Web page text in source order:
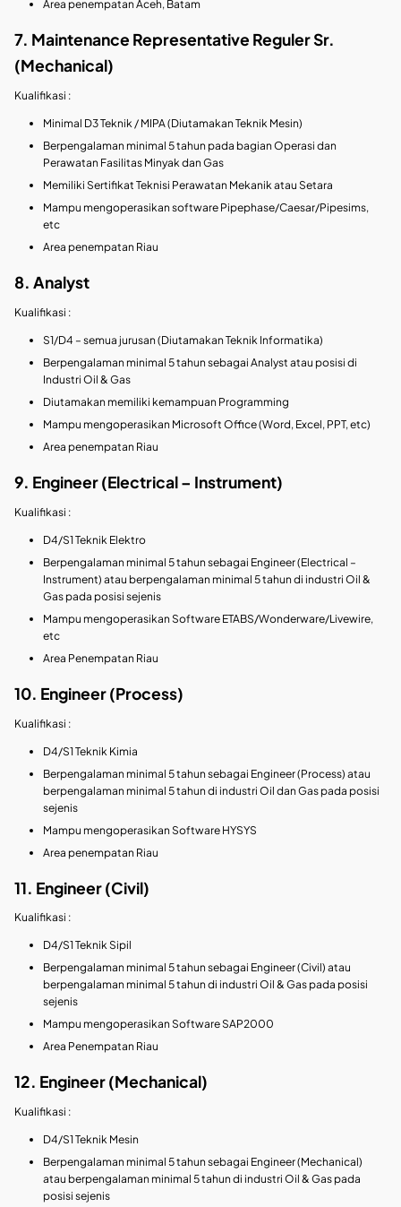
Area penempatan Aceh, Batam
7. Maintenance Representative Reguler Sr.
(Mechanical)
Kualifikasi :
Minimal D3 Teknik / MIPA (Diutamakan Teknik Mesin)
Berpengalaman minimal 5 tahun pada bagian Operasi dan
Perawatan Fasilitas Minyak dan Gas
Memiliki Sertifikat Teknisi Perawatan Mekanik atau Setara
Mampu mengoperasikan software Pipephase/Caesar/Pipesims,
etc
Area penempatan Riau
8. Analyst
Kualifikasi :
S1/D4 – semua jurusan (Diutamakan Teknik Informatika)
Berpengalaman minimal 5 tahun sebagai Analyst atau posisi di
Industri Oil & Gas
Diutamakan memiliki kemampuan Programming
Mampu mengoperasikan Microsoft Office (Word, Excel, PPT, etc)
Area penempatan Riau
9. Engineer (Electrical – Instrument)
Kualifikasi :
D4/S1 Teknik Elektro
Berpengalaman minimal 5 tahun sebagai Engineer (Electrical –
Instrument) atau berpengalaman minimal 5 tahun di industri Oil &
Gas pada posisi sejenis
Mampu mengoperasikan Software ETABS/Wonderware/Livewire,
etc
Area Penempatan Riau
10. Engineer (Process)
Kualifikasi :
D4/S1 Teknik Kimia
Berpengalaman minimal 5 tahun sebagai Engineer (Process) atau
berpengalaman minimal 5 tahun di industri Oil dan Gas pada posisi
sejenis
Mampu mengoperasikan Software HYSYS
Area penempatan Riau
11. Engineer (Civil)
Kualifikasi :
D4/S1 Teknik Sipil
Berpengalaman minimal 5 tahun sebagai Engineer (Civil) atau
berpengalaman minimal 5 tahun di industri Oil & Gas pada posisi
sejenis
Mampu mengoperasikan Software SAP2000
Area Penempatan Riau
12. Engineer (Mechanical)
Kualifikasi :
D4/S1 Teknik Mesin
Berpengalaman minimal 5 tahun sebagai Engineer (Mechanical)
atau berpengalaman minimal 5 tahun di industri Oil & Gas pada
posisi sejenis